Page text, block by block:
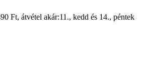
Ft, átvétel akár:11., kedd és 14., péntek